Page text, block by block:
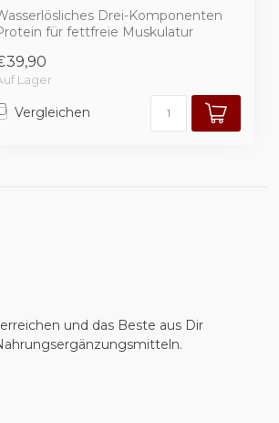
Drei-Komponenten
für fettfreie Muskulatur
Lager
Vergleichen
und das Beste aus Dir